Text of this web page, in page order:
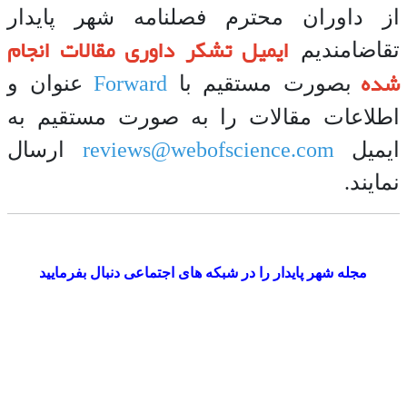
از داوران محترم فصلنامه شهر پایدار
تقاضامندیم ایمیل تشکر داوری مقالات انجام
شده بصورت مستقیم با Forward عنوان و
اطلاعات مقالات را به صورت مستقیم به
ایمیل reviews@webofscience.com ارسال
نمایند.
مجله شهر پایدار را در شبکه های اجتماعی دنبال بفرمایید